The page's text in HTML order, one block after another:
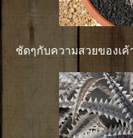
ชัดๆกับความสวยของเค้